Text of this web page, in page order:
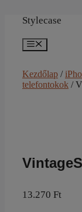
Stylecase
Kezdőlap /
telefontokok /
13.270 Ft